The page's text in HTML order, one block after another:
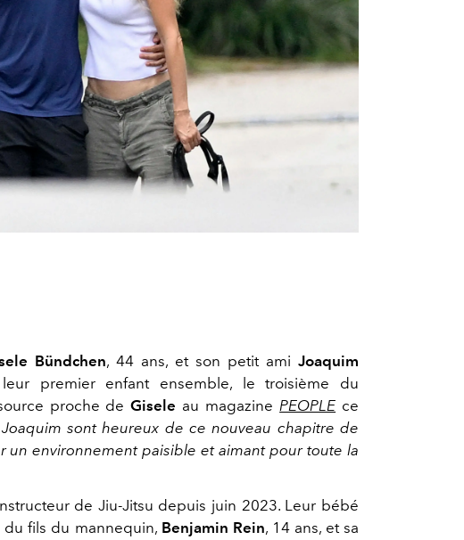
Bündchen, 44 ans, et son petit ami Joaquim
premier enfant ensemble, le troisième du
proche deGisele au magazinePEOPLE ce
sont heureux de ce nouveau chapitre de
un environnement paisible et aimant pour toute la
de Jiu-Jitsu depuis juin 2023. Leur bébé
fils du mannequin, Benjamin Rein, 14 ans, et sa